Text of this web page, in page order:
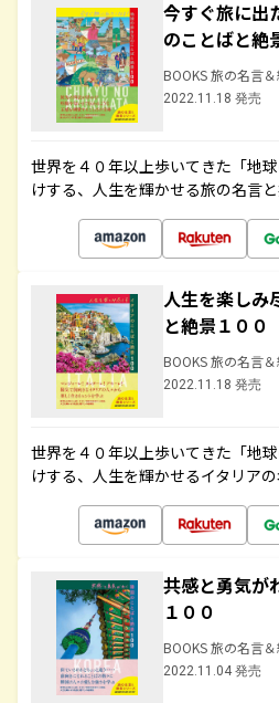
今すぐ旅に出
のことばと絶
BOOKS 旅の名言
2022.11.18 発売
世界を４０年以上歩いてきた「地
けする、人生を輝かせる旅の名言
人生を楽しみ
と絶景１００
BOOKS 旅の名言
2022.11.18 発売
世界を４０年以上歩いてきた「地
けする、人生を輝かせるイタリア
共感と勇気が
１００
BOOKS 旅の名言
2022.11.04 発売